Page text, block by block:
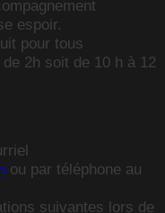
espoir.
pour tous
2h soit de 10 h à 12
ou par téléphone au
suivantes lors de